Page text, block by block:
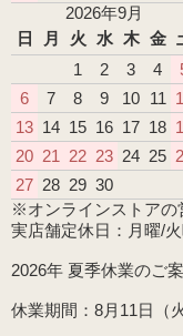
2026年9月
日
月 火 水 木 金
1
2 3 4
6
7 8 9 10 11
13 14 15 16 17 18
20 21 22 23 24 25
27 28 29 30
※オンラインストアの
実店舗定休日：月曜/
2026年 夏季休業のご
休業期間：8月11日（